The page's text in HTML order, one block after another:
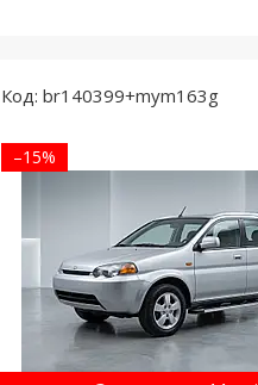
br140399+mym163g
–15%